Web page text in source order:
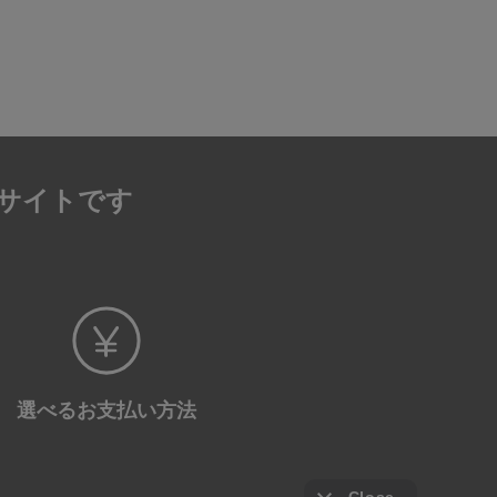
イトです
選べるお支払い方法